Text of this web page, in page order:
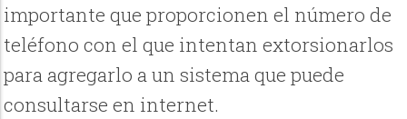
importante que proporcionen el número de
teléfono con el que intentan extorsionarlos
para agregarlo a un sistema que puede
consultarse en internet.